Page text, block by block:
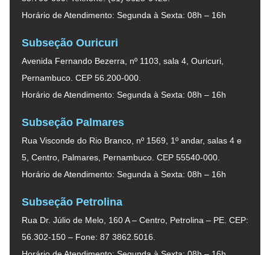
Horário de Atendimento: Segunda à Sexta: 08h – 16h
Subseção Ouricuri
Avenida Fernando Bezerra, nº 1103, sala 4, Ouricuri,
Pernambuco. CEP 56.200-000.
Horário de Atendimento: Segunda à Sexta: 08h – 16h
Subseção Palmares
Rua Visconde do Rio Branco, nº 1569, 1º andar, salas 4 e
5, Centro, Palmares, Pernambuco. CEP 55540-000.
Horário de Atendimento: Segunda à Sexta: 08h – 16h
Subseção Petrolina
Rua Dr. Júlio de Melo, 160 A – Centro, Petrolina – PE. CEP:
56.302-150 – Fone: 87 3862.5016.